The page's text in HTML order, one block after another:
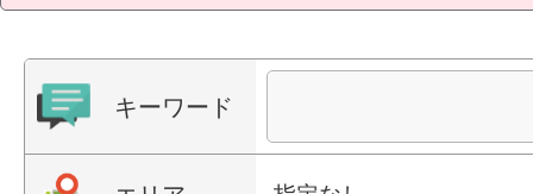
キーワード